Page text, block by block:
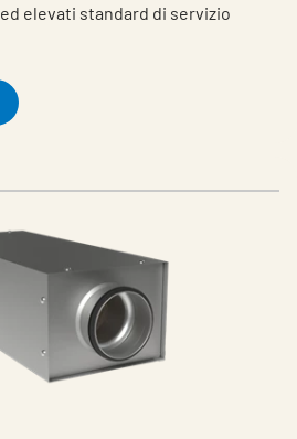
elevati standard di servizio